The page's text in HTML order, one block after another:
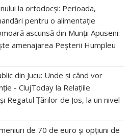
la ortodocși: Perioada,
pentru o alimentație
ascunsă din Munții Apuseni:
amenajarea Peșterii Humpleu
din Jucu: Unde și când vor
- ClujToday la Relațiile
Regatul Țărilor de Jos, la un nivel
de 70 de euro și opțiuni de